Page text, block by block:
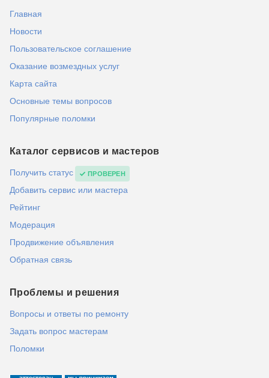
Главная
Новости
Пользовательское соглашение
Оказание возмездных услуг
Карта сайта
Основные темы вопросов
Популярные поломки
Каталог сервисов и мастеров
Получить статус ПРОВЕРЕН
Добавить сервис или мастера
Рейтинг
Модерация
Продвижение объявления
Обратная связь
Проблемы и решения
Вопросы и ответы по ремонту
Задать вопрос мастерам
Поломки